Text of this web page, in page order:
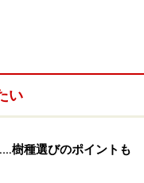
い点は、木を植える
す。例えば「勝手口
い
樹種選びのポイントも